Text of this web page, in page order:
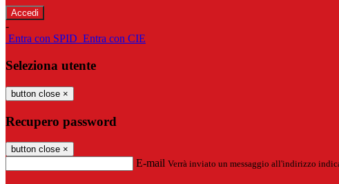
-
Entra con SPID Entra con CIE
Seleziona utente
button close ×
Recupero password
button close ×
E-mail Verrà inviato un messaggio all'indirizzo